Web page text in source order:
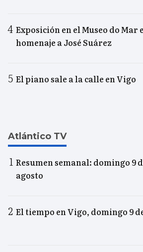
Exposición en el Museo do Mar
homenaje a José Suárez
El piano sale a la calle en Vigo
Atlántico TV
Resumen semanal: domingo 9
agosto
El tiempo en Vigo, domingo 9